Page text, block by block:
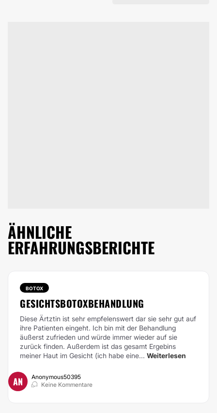
ÄHNLICHE
ERFAHRUNGSBERICHTE
BOTOX
GESICHTSBOTOXBEHANDLUNG
Diese Ärtztin ist sehr empfelenswert dar sie sehr gut auf
ihre Patienten eingeht. Ich bin mit der Behandlung
äußerst zufrieden und würde immer wieder auf sie
zurück finden. Außerdem ist das gesamt Ergebins
meiner Haut im Gesicht (ich habe eine... Weiterlesen
AN
Anonymous50395
Keine Kommentare